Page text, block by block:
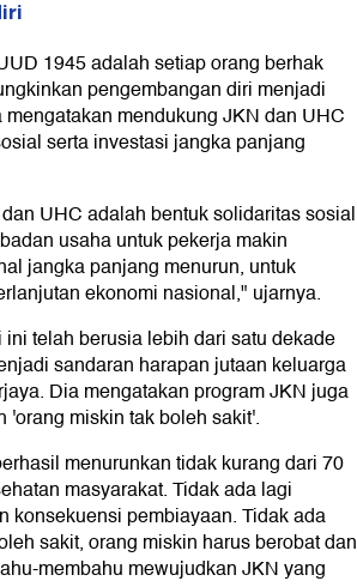
1945 adalah setiap orang berhak
pengembangan diri menjadi
mendukung JKN dan UHC
serta investasi jangka panjang
UHC adalah bentuk solidaritas sosial
usaha untuk pekerja makin
jangka panjang menurun, untuk
ekonomi nasional," ujarnya.
telah berusia lebih dari satu dekade
sandaran harapan jutaan keluarga
Dia mengatakan program JKN juga
miskin tak boleh sakit'.
menurunkan tidak kurang dari 70
masyarakat. Tidak ada lagi
konsekuensi pembiayaan. Tidak ada
sakit, orang miskin harus berobat dan
membahu mewujudkan JKN yang